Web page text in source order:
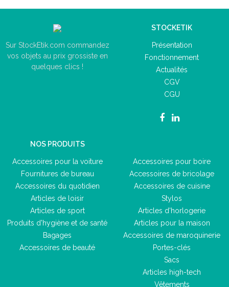
Sur StockEtik.com commandez
vos objets au prix grossiste en
quelques clics !
STOCKETIK
Présentation
Fonctionnement
Actualités
CGV
CGU
NOS PRODUITS
Accessoires pour la voiture
Fournitures de bureau
Accessoires du quotidien
Articles de loisir
Articles de sport
Produits d'hygiène et de santé
Bagages
Accessoires de beauté
Accessoires pour boire
Accessoires de bricolage
Accessoires de cuisine
Stylos
Articles d'horlogerie
Articles pour la maison
Accessoires de maroquinerie
Portes-clés
Sacs
Articles high-tech
Vêtements